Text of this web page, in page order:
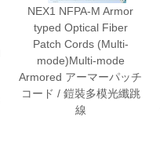
NEX1 NFPA-M Armor
typed Optical Fiber
Patch Cords (Multi-
mode)Multi-mode
Armored アーマーパッチ
コード / 鎧裝多模光纖跳
線